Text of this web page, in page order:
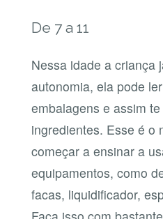
De 7 a 11
Nessa idade a criança
autonomia, ela pode
embalagens e assim
ingredientes. Esse é o
começar a ensinar a
equipamentos, como
facas, liquidificador,